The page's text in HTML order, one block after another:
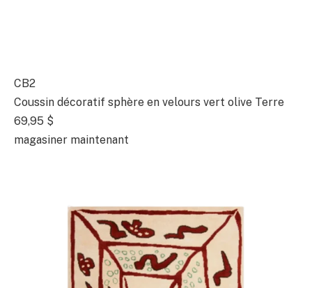
CB2
Coussin décoratif sphère en velours vert olive Terre
69,95 $
magasiner maintenant